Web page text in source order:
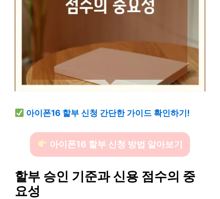
아이폰16 할부 신청 간단한 가이드 확인하기!
아이폰16 할부 신청 방법 알아보기
할부 승인 기준과 신용 점수의 중
요성